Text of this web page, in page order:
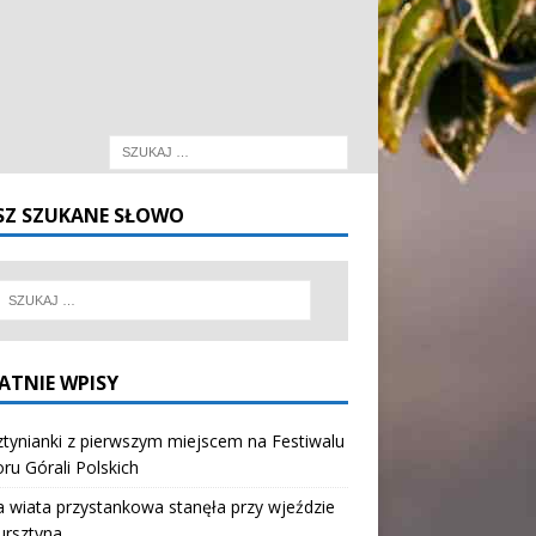
SZUKANE SŁOWO
WPISY
z pierwszym miejscem na Festiwalu
Górali Polskich
wiata przystankowa stanęła przy wjeździe